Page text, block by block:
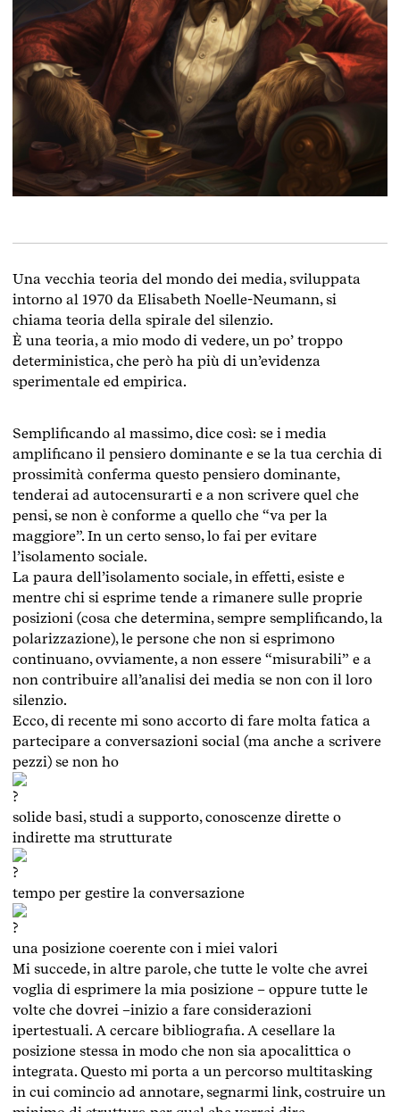
Una vecchia teoria del mondo dei media, sviluppata
intorno al 1970 da Elisabeth Noelle-Neumann, si
chiama teoria della spirale del silenzio.
È una teoria, a mio modo di vedere, un po’ troppo
deterministica, che però ha più di un’evidenza
sperimentale ed empirica.
Semplificando al massimo, dice così: se i media
amplificano il pensiero dominante e se la tua cerchia di
prossimità conferma questo pensiero dominante,
tenderai ad autocensurarti e a non scrivere quel che
pensi, se non è conforme a quello che “va per la
maggiore”. In un certo senso, lo fai per evitare
l’isolamento sociale.
La paura dell’isolamento sociale, in effetti, esiste e
mentre chi si esprime tende a rimanere sulle proprie
posizioni (cosa che determina, sempre semplificando, la
polarizzazione), le persone che non si esprimono
continuano, ovviamente, a non essere “misurabili” e a
non contribuire all’analisi dei media se non con il loro
silenzio.
Ecco, di recente mi sono accorto di fare molta fatica a
partecipare a conversazioni social (ma anche a scrivere
pezzi) se non ho
solide basi, studi a supporto, conoscenze dirette o
indirette ma strutturate
tempo per gestire la conversazione
una posizione coerente con i miei valori
Mi succede, in altre parole, che tutte le volte che avrei
voglia di esprimere la mia posizione – oppure tutte le
volte che dovrei –inizio a fare considerazioni
ipertestuali. A cercare bibliografia. A cesellare la
posizione stessa in modo che non sia apocalittica o
integrata. Questo mi porta a un percorso multitasking
in cui comincio ad annotare, segnarmi link, costruire un